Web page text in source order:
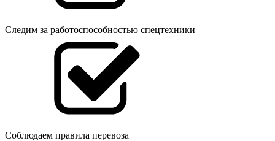
Следим за работоспособностью спецтехники
Соблюдаем правила перевоза